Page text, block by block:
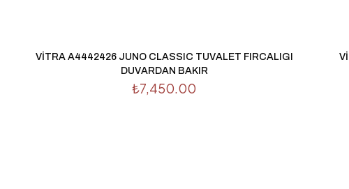
VİTRA A4442426 JUNO CLASSIC TUVALET FIRCALIGI
DUVARDAN BAKIR
₺7,450.00